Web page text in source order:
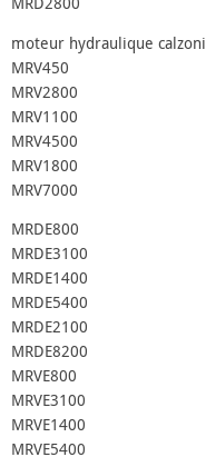
moteur hydraulique calzoni
MRV450
MRV2800
MRV1100
MRV4500
MRV1800
MRV7000
MRDE800
MRDE3100
MRDE1400
MRDE5400
MRDE2100
MRDE8200
MRVE800
MRVE3100
MRVE1400
MRVE5400